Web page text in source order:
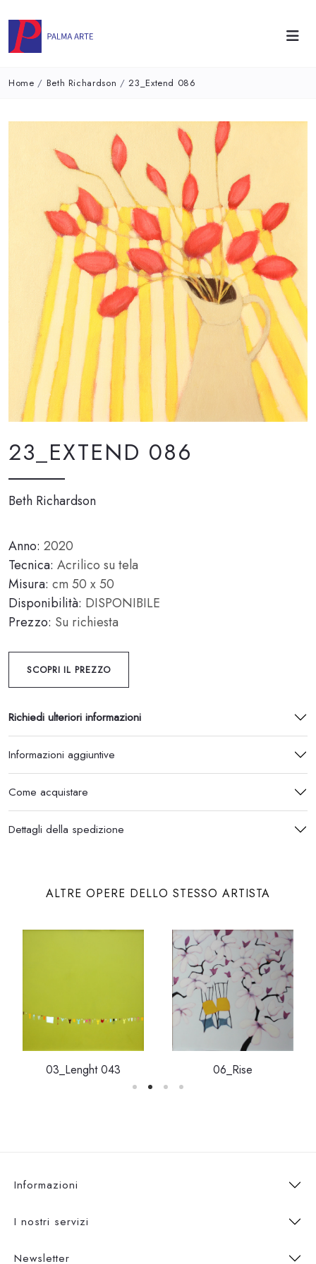
Home / Beth Richardson /23_Extend 086
23_EXTEND 086
Beth Richardson
Anno: 2020
Tecnica: Acrilico su tela
Misura: cm 50 x 50
Disponibilità: DISPONIBILE
Prezzo: Su richiesta
SCOPRI IL PREZZO
Richiedi ulteriori informazioni
Informazioni aggiuntive
Come acquistare
Dettagli della spedizione
ALTRE OPERE DELLO STESSO ARTISTA
03_Lenght 043 06_Rise
Informazioni
I nostri servizi
Newsletter